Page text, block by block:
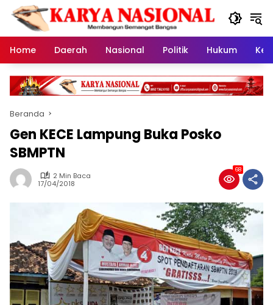
Langsung
konten
Home
Daerah Nasional Politik Hukum
Beranda
Gen KECE Lampung Buka Posko
SBMPTN
2 Min Baca
17/04/2018
68